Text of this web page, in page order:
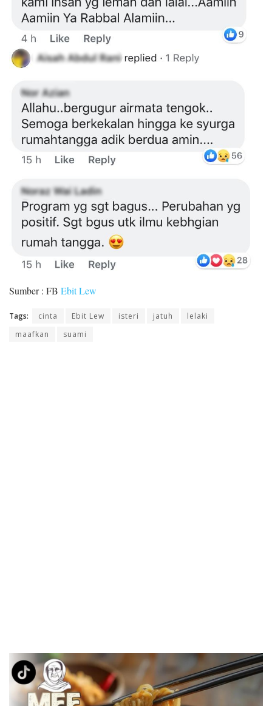
Sumber : FB Ebit Lew
Tags: cinta Ebit Lew isteri jatuh
lelaki
maafkan
suami